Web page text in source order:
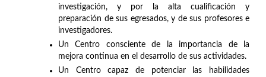
investigación, y por la alta cualificación y
preparación de sus egresados, y de sus profesores e
investigadores.
Un Centro consciente de la importancia de la
mejora continua en el desarrollo de sus actividades.
Un Centro capaz de potenciar las habilidades